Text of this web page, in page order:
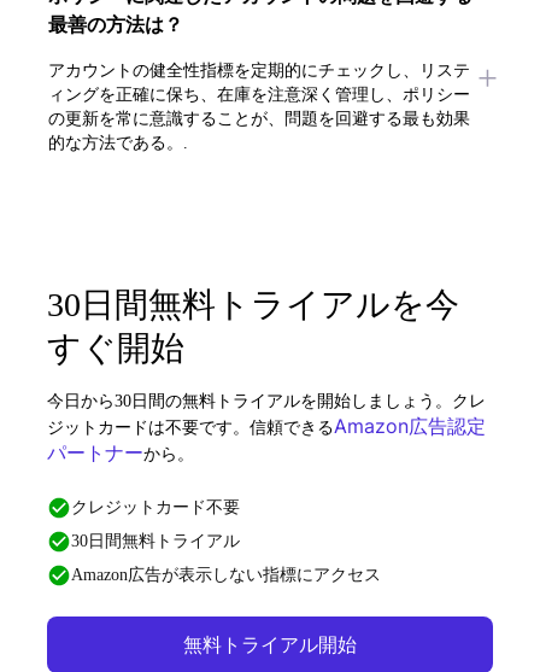
最善の方法は？
アカウントの健全性指標を定期的にチェックし、リステ
ィングを正確に保ち、在庫を注意深く管理し、ポリシー
の更新を常に意識することが、問題を回避する最も効果
的な方法である。.
30日間無料トライアルを今
すぐ開始
今日から30日間の無料トライアルを開始しましょう。クレ
ジットカードは不要です。信頼できるAmazon広告認定
パートナーから。
クレジットカード不要
30日間無料トライアル
Amazon広告が表示しない指標にアクセス
無料トライアル開始